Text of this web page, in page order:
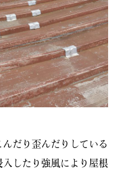
だり歪んだりしている
したり強風により屋根